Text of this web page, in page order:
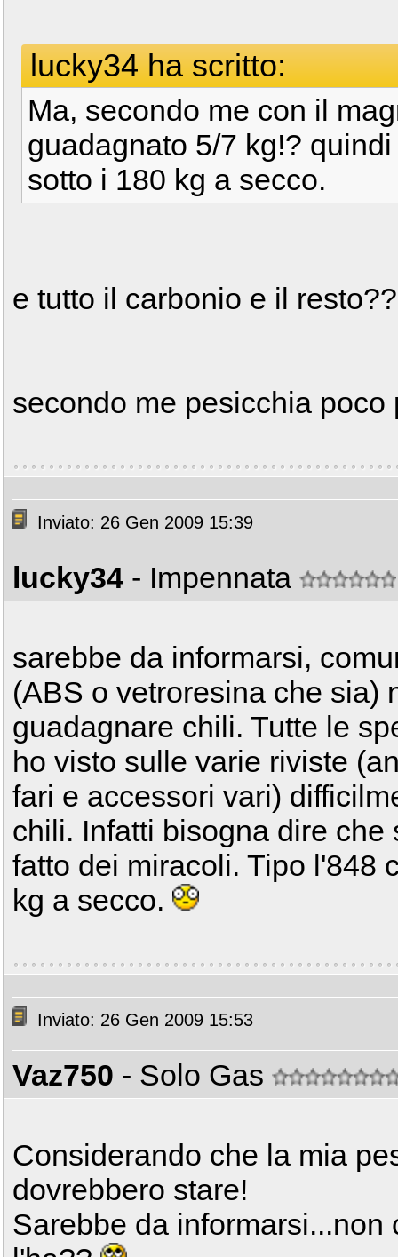
lucky34 ha scritto:
Ma, secondo me con il
guadagnato 5/7 kg!?
sotto i 180 kg a secco.
e tutto il carbonio e il
secondo me pesicchia poco
Inviato: 26 Gen 2009 15:39
lucky34 - Impennata
sarebbe da informarsi,
(ABS o vetroresina che sia)
guadagnare chili. Tutte le
ho visto sulle varie riviste
fari e accessori vari)
chili. Infatti bisogna dire
fatto dei miracoli. Tipo l'848
kg a secco.
Inviato: 26 Gen 2009 15:53
Vaz750 - Solo Gas
Considerando che la mia
dovrebbero stare!
Sarebbe da